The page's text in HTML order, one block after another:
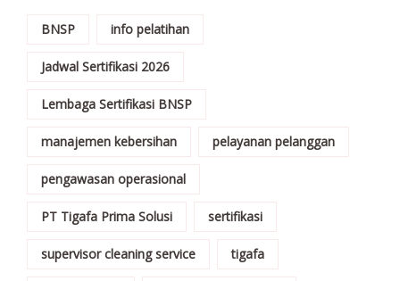
BNSP info pelatihan
Jadwal Sertifikasi 2026
Lembaga Sertifikasi BNSP
manajemen kebersihan pelayanan pelanggan
pengawasan operasional
PT Tigafa Prima Solusi sertifikasi
supervisor cleaning service tigafa